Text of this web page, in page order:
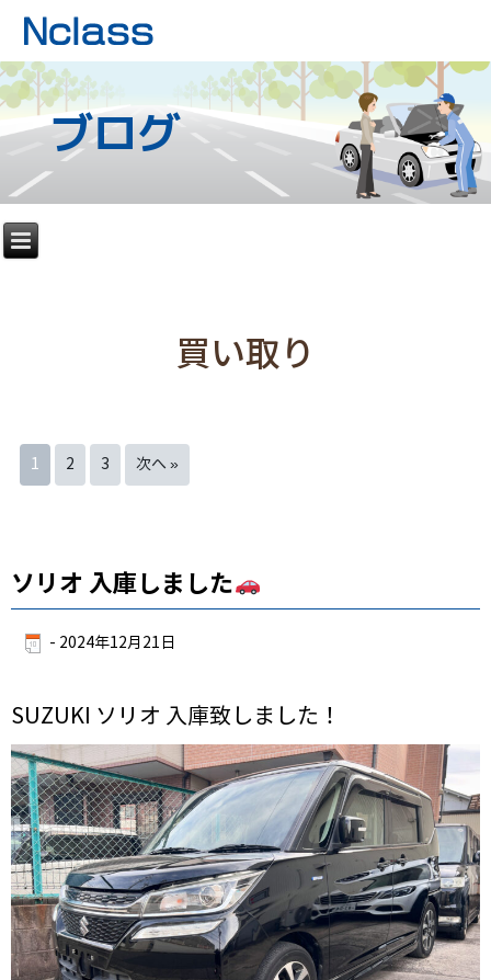
ブログ
買い取り
1 2 3 次へ »
ソリオ 入庫しました
- 2024年12月21日
SUZUKI ソリオ 入庫致しました！